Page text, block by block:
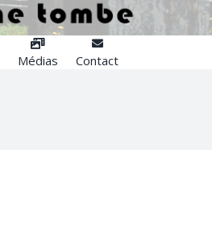
Médias Contact